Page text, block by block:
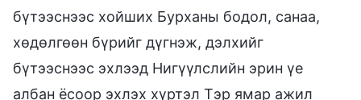
бүтээснээс хойших Бурханы бодол, санаа,
хөдөлгөөн бүрийг дүгнэж, дэлхийг
бүтээснээс эхлээд Нигүүлслийн эрин үе
албан ёсоор эхлэх хүртэл Тэр ямар ажил